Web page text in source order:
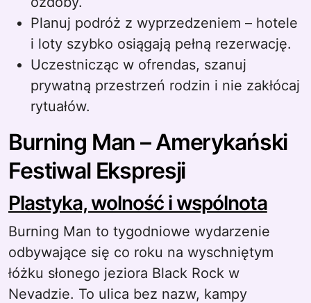
Planuj podróż z wyprzedzeniem – hotele
i loty szybko osiągają pełną rezerwację.
Uczestnicząc w ofrendas, szanuj
prywatną przestrzeń rodzin i nie zakłócaj
rytuałów.
Burning Man – Amerykański
Festiwal Ekspresji
Plastyka, wolność i wspólnota
Burning Man to tygodniowe wydarzenie
odbywające się co roku na wyschniętym
łóżku słonego jeziora Black Rock w
Nevadzie. To ulica bez nazw, kampy